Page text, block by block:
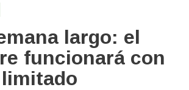
largo: el
funcionará con